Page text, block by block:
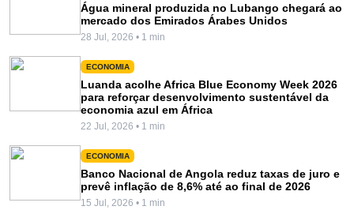
Água mineral produzida no Lubango chegará ao
mercado dos Emirados Árabes Unidos
28 Jul, 2026 • 1 min
ECONOMIA
Luanda acolhe Africa Blue Economy Week 2026
para reforçar desenvolvimento sustentável da
economia azul em África
22 Jul, 2026 • 1 min
ECONOMIA
Banco Nacional de Angola reduz taxas de juro e
prevê inflação de 8,6% até ao final de 2026
15 Jul, 2026 • 1 min